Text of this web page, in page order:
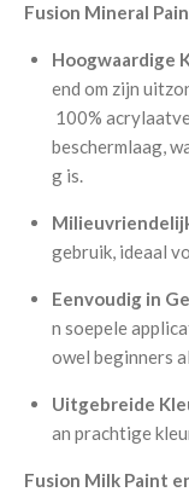
Fusion Mineral
Hoogwaardige
end om zijn
100%
beschermlaag,
g is.
gebruik, ideaal
Eenvoudig in
n soepele
owel beginners
Uitgebreide
an prachtige
Fusion Milk Paint